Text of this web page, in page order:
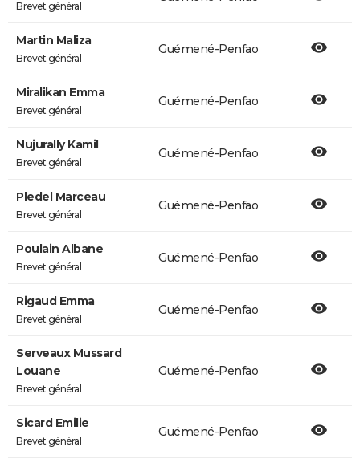
Brevet général
Martin Maliza
Brevet général
Guémené-Penfao
Miralikan Emma
Brevet général
Guémené-Penfao
Nujurally Kamil
Brevet général
Guémené-Penfao
Pledel Marceau
Brevet général
Guémené-Penfao
Poulain Albane
Brevet général
Guémené-Penfao
Rigaud Emma
Brevet général
Guémené-Penfao
Serveaux Mussard
Louane
Brevet général
Guémené-Penfao
Sicard Emilie
Brevet général
Guémené-Penfao